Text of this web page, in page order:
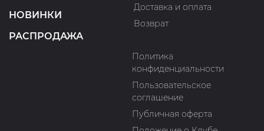
НОВИНКИ
РАСПРОДАЖА
Доставка и оплата
Возврат
Политика
конфиденциальности
Пользовательское
соглашение
Публичная оферта